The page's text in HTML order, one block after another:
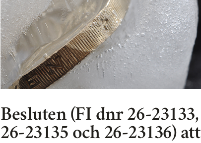
Besluten (FI dnr 26-23133,
26-23135 och 26-23136) att